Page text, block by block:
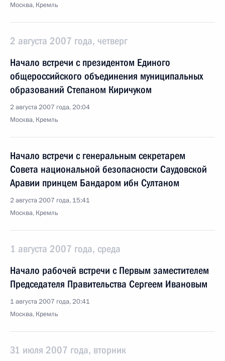
Москва, Кремль
2 августа 2007 года, четверг
Начало встречи с президентом Единого
общероссийского объединения муниципальных
образований Степаном Киричуком
2 августа 2007 года, 20:04
Москва, Кремль
Начало встречи с генеральным секретарем
Совета национальной безопасности Саудовской
Аравии принцем Бандаром ибн Султаном
2 августа 2007 года, 15:41
Москва, Кремль
1 августа 2007 года, среда
Начало рабочей встречи с Первым заместителем
Председателя Правительства Сергеем Ивановым
1 августа 2007 года, 20:41
Москва, Кремль
31 июля 2007 года, вторник